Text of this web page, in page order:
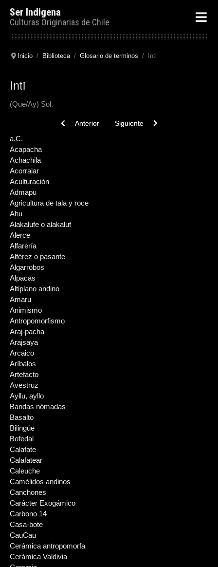
Ser Indigena
Culturas Originarias de Chile
Inicio Biblioteca Glosario de terminos Inti
Inti
(Que/Ay) Sol.
Previous article: Isomorfismo
Anterior Next article: Interglacial
Siguiente
a.C.
Acapacha
Achachila
Acorralar
Aculturación
Admapu
Agricultura de tala y roce
Ahu
Alakalufe o alakaluf
Alerce
Alfarería
Alférez o pasante
Algarrobos
Alpacas
Altiplano andino
Amaru
Animismo
Antropomorfismo
Araj-pacha
Arajsaya
Arcaico
Aríbalos
Artefacto
Avestruz
Ayllu, ayllo
Bandas nómadas
Basalto
Bilingüe
Bofedal
Calafate
Calafatear
Caleuche
Camélidos andinos
Canchones
Carácter Exogámico
Carbono 14
Casa-bote
CauCau
Cerámica antropomorfa
Cerámica Valdivia